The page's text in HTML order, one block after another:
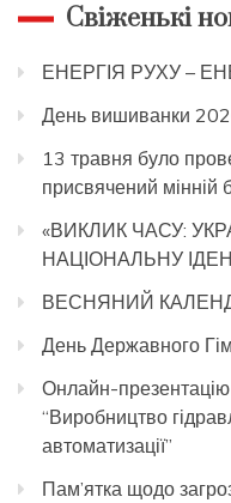
Свіженькі
ЕНЕРГІЯ РУХУ –
День вишиванки
13 травня було
присвячений мінній
«ВИКЛИК ЧАСУ:
НАЦІОНАЛЬНУ
ВЕСНЯНИЙ
День Державного
Онлайн-
“Виробництво
автоматизації”
Пам’ятка щодо